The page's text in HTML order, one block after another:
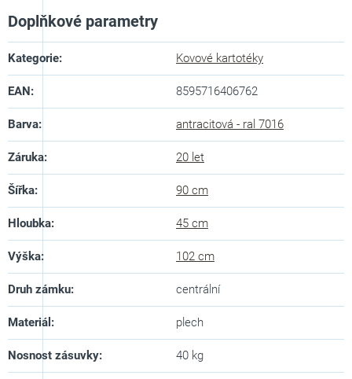
Doplňkové parametry
Kategorie: Kovové kartotéky
EAN: 8595716406762
Barva: antracitová - ral 7016
Záruka: 20 let
Šířka: 90 cm
Hloubka: 45 cm
Výška: 102 cm
Druh zámku: centrální
Materiál : plech
Nosnost zásuvky: 40 kg